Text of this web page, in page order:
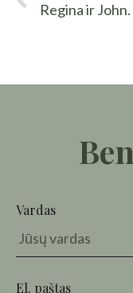
Vardas
El. paštas